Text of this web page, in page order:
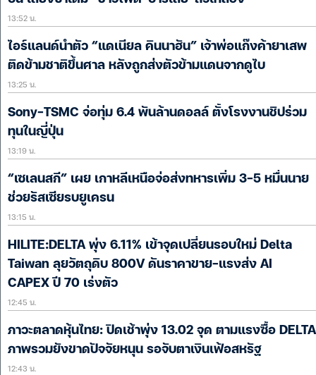
13:52 น.
ไอร์แลนด์นำตัว “แดเนียล คินนาฮัน” เจ้าพ่อแก๊งค้ายาเสพ
ติดข้ามชาติขึ้นศาล หลังถูกส่งตัวข้ามแดนจากดูไบ
13:25 น.
Sony-TSMC จ่อทุ่ม 6.4 พันล้านดอลล์ ตั้งโรงงานชิปร่วม
ทุนในญี่ปุ่น
13:19 น.
“เซเลนสกี” เผย เกาหลีเหนือจ่อส่งทหารเพิ่ม 3-5 หมื่นนาย
ช่วยรัสเซียรบยูเครน
13:15 น.
HILITE:DELTA พุ่ง 6.11% เข้าจุดเปลี่ยนรอบใหม่ Delta
Taiwan ลุยวัตถุดิบ 800V ดันราคาขาย-แรงส่ง AI
CAPEX ปี 70 เร่งตัว
12:45 น.
ภาวะตลาดหุ้นไทย: ปิดเช้าพุ่ง 13.02 จุด ตามแรงซื้อ DELTA
ภาพรวมยังขาดปัจจัยหนุน รอจับตาเงินเฟ้อสหรัฐ
12:43 น.